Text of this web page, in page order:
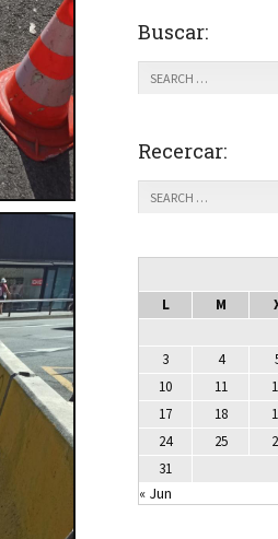
Buscar:
Recercar:
L
M
3
4
10
11
17
18
24
25
31
« Jun